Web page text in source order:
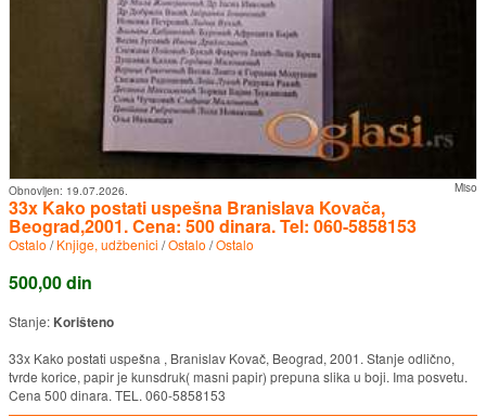
Miso
Obnovljen: 19.07.2026.
33x Kako postati uspešna Branislava Kovača,
Beograd,2001. Cena: 500 dinara. Tel: 060-5858153
Ostalo /Knjige, udžbenici /Ostalo /Ostalo
500,00 din
Stanje: Korišteno
33x Kako postati uspešna , Branislav Kovač, Beograd, 2001. Stanje odlično,
tvrde korice, papir je kunsdruk( masni papir) prepuna slika u boji. Ima posvetu.
Cena 500 dinara. TEL. 060-5858153